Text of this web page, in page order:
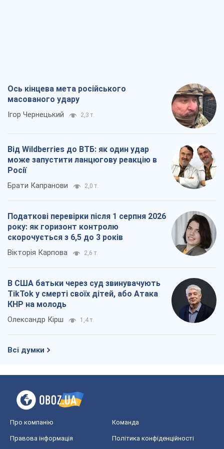
Ось кінцева мета російського
масованого удару
Ігор Чернецький 2,3 т.
Від Wildberries до ВТБ: як один удар
може запустити ланцюгову реакцію в
Росії
Брати Капранови 2,0 т.
Податкові перевірки після 1 серпня 2026
року: як горизонт контролю
скорочується з 6,5 до 3 років
Вікторія Карпова 2,6 т.
В США батьки через суд звинувачують
TikTok у смерті своїх дітей, або Атака
КНР на молодь
Олександр Кірш 1,4 т.
Всі думки
Про компанію Команда
Правова інформація Політика конфіденційності